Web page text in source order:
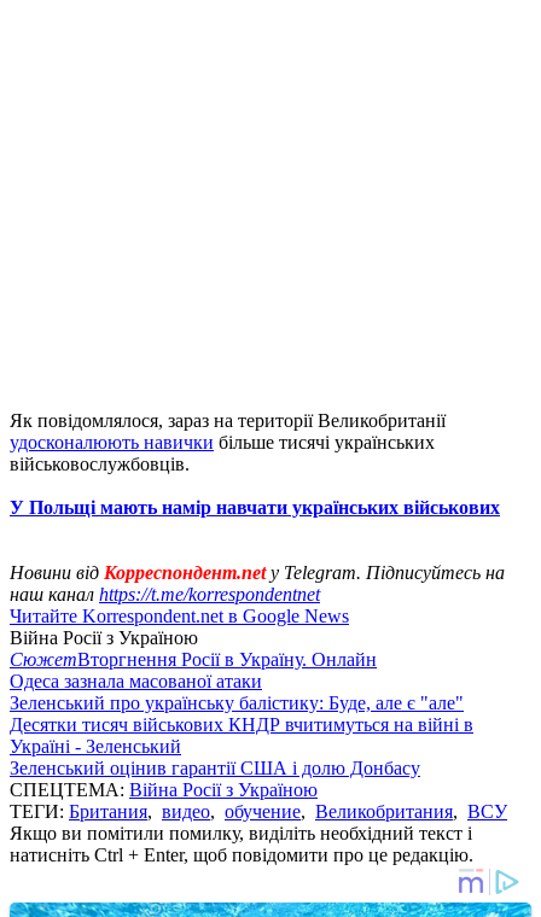
Як повідомлялося, зараз на території Великобританії
удосконалюють навички більше тисячі українських
військовослужбовців.
У Польщі мають намір навчати українських військових
Новини від Корреспондент.netу Telegram. Підписуйтесь на
наш канал https://t.me/korrespondentnet
Читайте Korrespondent.net в Google News
Війна Росії з Україною
СюжетВторгнення Росії в Україну. Онлайн
Одеса зазнала масованої атаки
Зеленський про українську балістику: Буде, але є "але"
Десятки тисяч військових КНДР вчитимуться на війні в
Україні - Зеленський
Зеленський оцінив гарантії США і долю Донбасу
СПЕЦТЕМА: Війна Росії з Україною
ТЕГИ: Британия, видео, обучение, Великобритания, ВСУ
Якщо ви помітили помилку, виділіть необхідний текст і
натисніть Ctrl + Enter, щоб повідомити про це редакцію.